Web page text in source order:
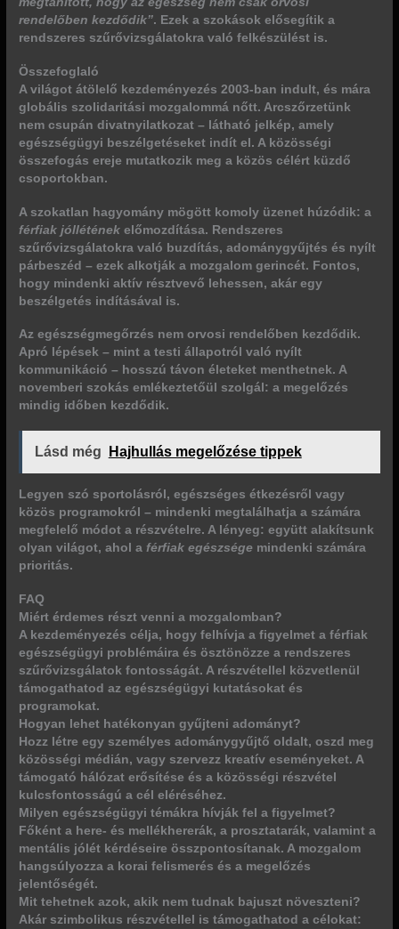
rendelőben kezdődik”. Ezek a szokások elősegítik a
rendszeres szűrővizsgálatokra való felkészülést is.
Összefoglaló
A világot átölelő kezdeményezés 2003-ban indult, és mára
globális szolidaritási mozgalommá nőtt. Arcszőrzetünk
nem csupán divatnyilatkozat – látható jelkép, amely
egészségügyi beszélgetéseket indít el. A közösségi
összefogás ereje mutatkozik meg a közös célért küzdő
csoportokban.
A szokatlan hagyomány mögött komoly üzenet húzódik: a
férfiak jóllétének előmozdítása. Rendszeres
szűrővizsgálatokra való buzdítás, adománygyűjtés és nyílt
párbeszéd – ezek alkotják a mozgalom gerincét. Fontos,
hogy mindenkiaktív résztvevő lehessen, akár egy
beszélgetés indításával is.
Az egészségmegőrzés nem orvosi rendelőben kezdődik.
Apró lépések – mint a testi állapotról való nyílt
kommunikáció – hosszú távon életeket menthetnek. A
novemberi szokás emlékeztetőül szolgál: a megelőzés
mindig időben kezdődik.
Lásd még Hajhullás megelőzése tippek
Legyen szó sportolásról, egészséges étkezésről vagy
közös programokról – mindenki megtalálhatja a számára
megfelelő módot a részvételre. A lényeg: együtt alakítsunk
olyan világot, ahol aférfiak egészsége mindenki számára
prioritás.
FAQ
Miért érdemes részt venni a mozgalomban?
A kezdeményezés célja, hogy felhívja a figyelmet a férfiak
egészségügyi problémáira és ösztönözze a rendszeres
szűrővizsgálatok fontosságát. A részvétellel közvetlenül
támogathatod az egészségügyi kutatásokat és
programokat.
Hogyan lehet hatékonyan gyűjteni adományt?
Hozz létre egy személyes adománygyűjtő oldalt, oszd meg
közösségi médián, vagy szervezz kreatív eseményeket. A
támogató hálózat erősítése és a közösségi részvétel
kulcsfontosságú a cél eléréséhez.
Milyen egészségügyi témákra hívják fel a figyelmet?
Főként a here- és mellékhererák, a prosztatarák, valamint a
mentális jólét kérdéseire összpontosítanak. A mozgalom
hangsúlyozza a korai felismerés és a megelőzés
jelentőségét.
Mit tehetnek azok, akik nem tudnak bajuszt növeszteni?
Akár szimbolikus részvétellel is támogathatod a célokat: